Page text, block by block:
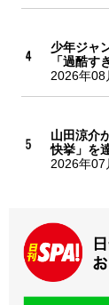
少年ジャ
「過酷す
2026年08
山田涼介
快挙」を
2026年07